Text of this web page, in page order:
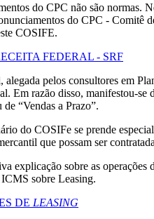
do CPC não são
do CPC - Comitê
COSIFE.
FEDERAL - SRF
pelos consultores em
Em razão disso, manifestou-
“Vendas a Prazo”.
do COSIFe se prende
que possam ser
explicação sobre as operações
sobre Leasing.
DE LEASING